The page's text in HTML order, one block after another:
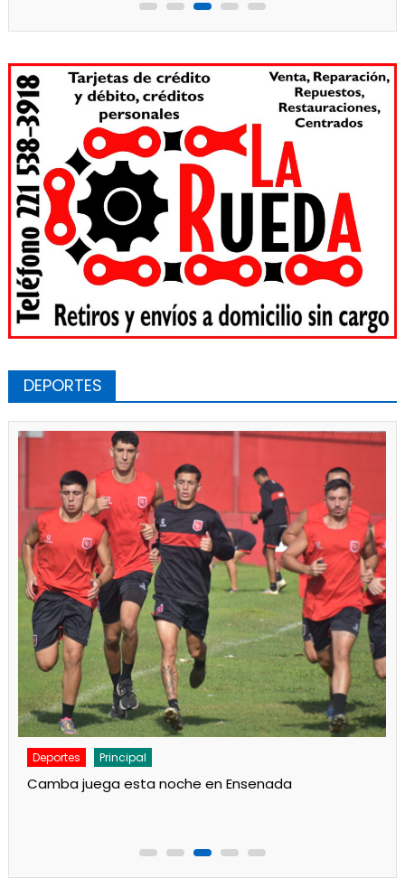
DEPORTES
Deportes Noticias
Respaldo al Indio en Defensores